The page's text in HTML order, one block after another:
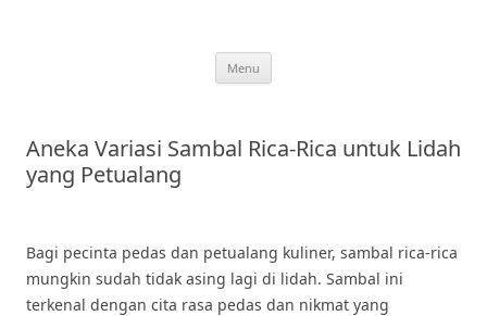
Menu
Aneka Variasi Sambal Rica-Rica untuk Lidah
yang Petualang
Bagi pecinta pedas dan petualang kuliner, sambal rica-rica
mungkin sudah tidak asing lagi di lidah. Sambal ini
terkenal dengan cita rasa pedas dan nikmat yang